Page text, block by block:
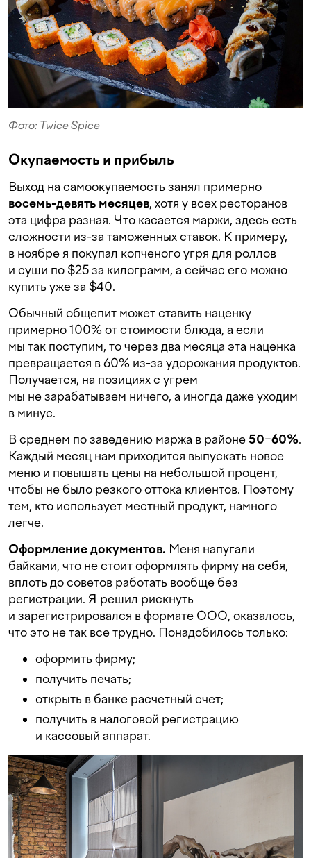
Фото: Twice Spice
Окупаемость и прибыль
Выход на самоокупаемость занял примерно
восемь-девять месяцев, хотя у всех ресторанов
эта цифра разная. Что касается маржи, здесь есть
сложности из-за таможенных ставок. К примеру,
в ноябре я покупал копченого угря для роллов
и суши по $25 за килограмм, а сейчас его можно
купить уже за $40.
Обычный общепит может ставить наценку
примерно 100% от стоимости блюда, а если
мы так поступим, то через два месяца эта наценка
превращается в 60% из-за удорожания продуктов.
Получается, на позициях с угрем
мы не зарабатываем ничего, а иногда даже уходим
в минус.
В среднем по заведению маржа в районе50−60%.
Каждый месяц нам приходится выпускать новое
меню и повышать цены на небольшой процент,
чтобы не было резкого оттока клиентов. Поэтому
тем, кто использует местный продукт, намного
легче.
Оформление документов. Меня напугали
байками, что не стоит оформлять фирму на себя,
вплоть до советов работать вообще без
регистрации. Я решил рискнуть
и зарегистрировался в формате ООО, оказалось,
что это не так все трудно. Понадобилось только:
оформить фирму;
получить печать;
открыть в банке расчетный счет;
получить в налоговой регистрацию
и кассовый аппарат.